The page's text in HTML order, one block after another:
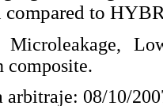
compared to
Microleakage,
composite.
arbitraje: 08/10/